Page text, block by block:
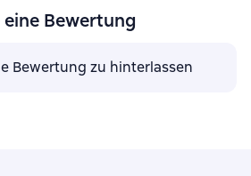
Bewertung
Bewertung zu hinterlassen